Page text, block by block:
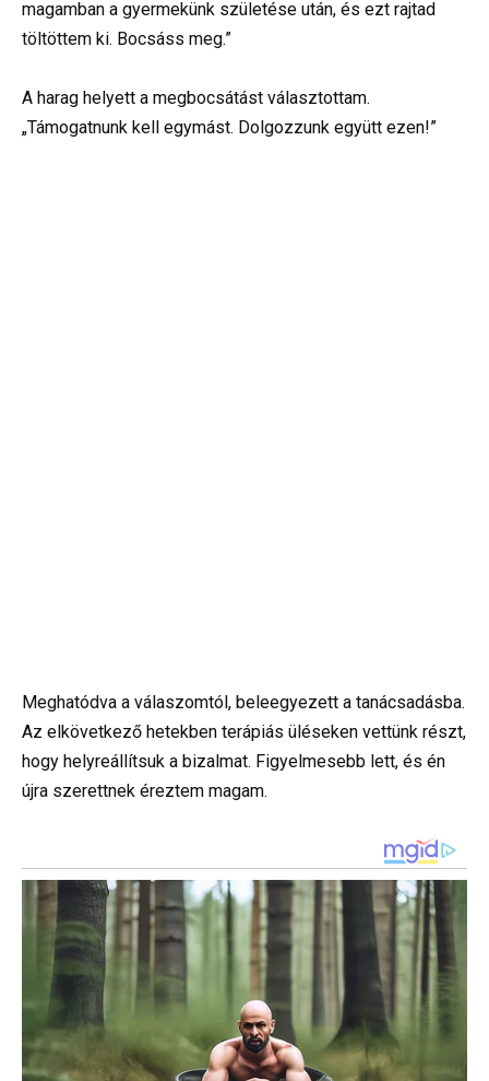
magamban a gyermekünk születése után, és ezt rajtad
töltöttem ki. Bocsáss meg.”
A harag helyett a megbocsátást választottam.
„Támogatnunk kell egymást. Dolgozzunk együtt ezen!”
Meghatódva a válaszomtól, beleegyezett a tanácsadásba.
Az elkövetkező hetekben terápiás üléseken vettünk részt,
hogy helyreállítsuk a bizalmat. Figyelmesebb lett, és én
újra szerettnek éreztem magam.